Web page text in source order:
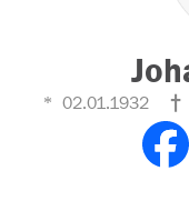
02.01.1932